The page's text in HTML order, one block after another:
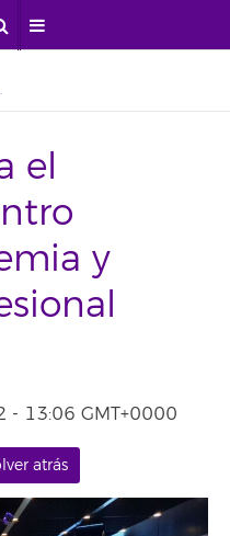
del turismo
el
y
- 13:06 GMT+0000
atrás